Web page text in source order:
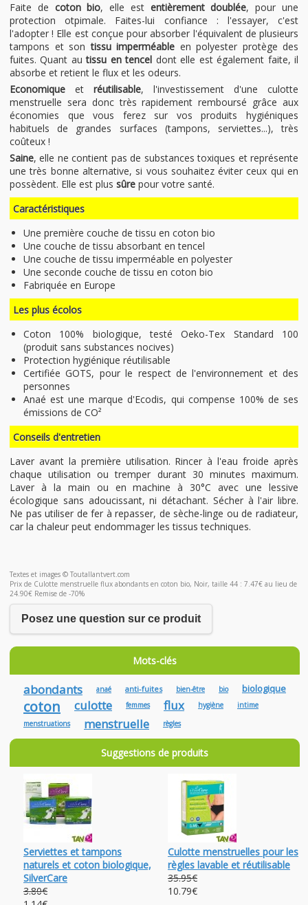
Faite de coton bio, elle est entièrement doublée, pour une
protection otpimale. Faites-lui confiance : l'essayer, c'est
l'adopter ! Elle est conçue pour absorber l'équivalent de plusieurs
tampons et sontissu imperméable en polyester protège des
fuites. Quant autissu en tencel dont elle est également faite, il
absorbe et retient le flux et les odeurs.
Economique et réutilisable, l'investissement d'une culotte
menstruelle sera donc très rapidement remboursé grâce aux
économies que vous ferez sur vos produits hygiéniques
habituels de grandes surfaces (tampons, serviettes...), très
coûteux !
Saine, elle ne contient pas de substances toxiques et représente
une très bonne alternative, si vous souhaitez éviter ceux qui en
possèdent. Elle est plus sûre pour votre santé.
Caractéristiques
Une première couche de tissu en coton bio
Une couche de tissu absorbant en tencel
Une couche de tissu imperméable en polyester
Une seconde couche de tissu en coton bio
Fabriquée en Europe
Les plus écolos
Coton 100% biologique, testé Oeko-Tex Standard 100
(produit sans substances nocives)
Protection hygiénique réutilisable
Certifiée GOTS, pour le respect de l'environnement et des
personnes
Anaé est une marque d'Ecodis, qui compense 100% de ses
émissions de CO²
Conseils d'entretien
Laver avant la première utilisation. Rincer à l'eau froide après
chaque utilisation ou tremper durant 30 minutes maximum.
Laver à la main ou en machine à 30°C avec une lessive
écologique sans adoucissant, ni détachant. Sécher à l'air libre.
Ne pas utiliser de fer à repasser, de sèche-linge ou de radiateur,
car la chaleur peut endommager les tissus techniques.
Textes et images © Toutallantvert.com
Prix de Culotte menstruelle flux abondants en coton bio, Noir, taille 44 : 7.47€ au lieu de
24.90€ Remise de -70%
Posez une question sur ce produit
Mots-clés
abondants anaé anti-fuites bien-être bio biologique
coton culotte femmes flux hygiène
intime
menstruations
menstruelle règles
Suggestions de produits
Serviettes et tampons
naturels et coton biologique,
SilverCare
3.80€
Culotte menstruelles pour les
règles lavable et réutilisable
35.95€
10.79€